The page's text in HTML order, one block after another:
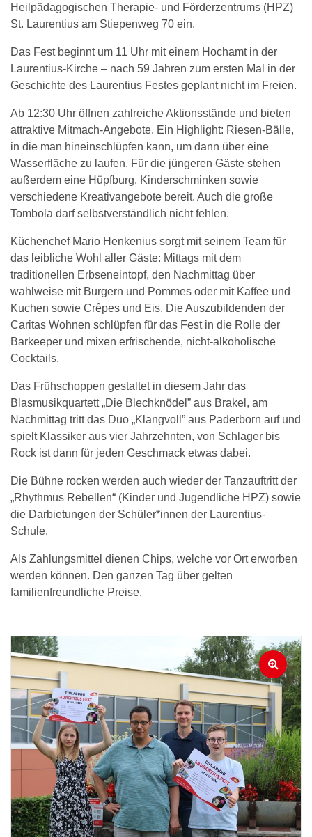
Heilpädagogischen Therapie- und Förderzentrums (HPZ)
St. Laurentius am Stiepenweg 70 ein.
Das Fest beginnt um 11 Uhr mit einem Hochamt in der
Laurentius-Kirche – nach 59 Jahren zum ersten Mal in der
Geschichte des Laurentius Festes geplant nicht im Freien.
Ab 12:30 Uhr öffnen zahlreiche Aktionsstände und bieten
attraktive Mitmach-Angebote. Ein Highlight: Riesen-Bälle,
in die man hineinschlüpfen kann, um dann über eine
Wasserfläche zu laufen. Für die jüngeren Gäste stehen
außerdem eine Hüpfburg, Kinderschminken sowie
verschiedene Kreativangebote bereit. Auch die große
Tombola darf selbstverständlich nicht fehlen.
Küchenchef Mario Henkenius sorgt mit seinem Team für
das leibliche Wohl aller Gäste: Mittags mit dem
traditionellen Erbseneintopf, den Nachmittag über
wahlweise mit Burgern und Pommes oder mit Kaffee und
Kuchen sowie Crêpes und Eis. Die Auszubildenden der
Caritas Wohnen schlüpfen für das Fest in die Rolle der
Barkeeper und mixen erfrischende, nicht-alkoholische
Cocktails.
Das Frühschoppen gestaltet in diesem Jahr das
Blasmusikquartett „Die Blechknödel” aus Brakel, am
Nachmittag tritt das Duo „Klangvoll” aus Paderborn auf und
spielt Klassiker aus vier Jahrzehnten, von Schlager bis
Rock ist dann für jeden Geschmack etwas dabei.
Die Bühne rocken werden auch wieder der Tanzauftritt der
„Rhythmus Rebellen“ (Kinder und Jugendliche HPZ) sowie
die Darbietungen der Schüler*innen der Laurentius-
Schule.
Als Zahlungsmittel dienen Chips, welche vor Ort erworben
werden können. Den ganzen Tag über gelten
familienfreundliche Preise.